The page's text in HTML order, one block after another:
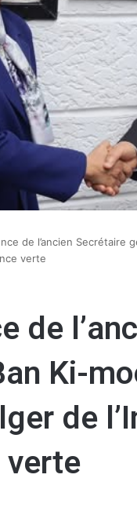
de l’ancien Secrétaire
verte
de
Ki-
de